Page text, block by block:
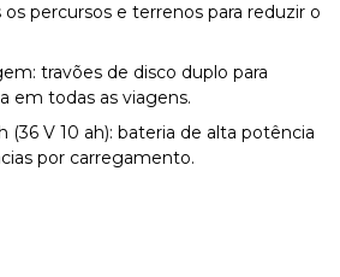
percursos e terrenos para reduzir o
travões de disco duplo para
em todas as viagens.
(36 V 10 ah): bateria de alta potência
por carregamento.